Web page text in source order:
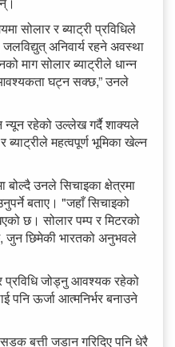
सोलार र ब्याट्री प्रविधिले
अनिवार्य रहने अवस्था
माग सोलार ब्याट्रीले धान्न
घट्न सक्छ,” उनले
न्यून रहेको उल्लेख गर्दै शाक्यले
ब्याट्रीले महत्वपूर्ण भूमिका खेल्न
बोल्दै उनले सिचाइका क्षेत्रमा
बताए। "जहाँ सिचाइको
छ। सोलार पम्प र मिटरको
जुन छिमेकी भारतको अनुभवले
प्रविधि जोड्नु आवश्यक रहेको
ऊर्जा आत्मनिर्भर बनाउने
बत्ती जडान गरिदिए पनि धेरै